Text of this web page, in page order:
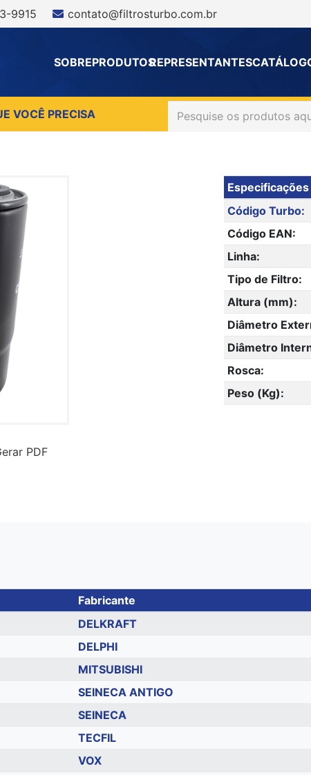
9915 contato@filtrosturbo.com.br
SOBREPRODUTOSREPRESENTANTES
VOCÊ PRECISA
PDF
Código Turbo:
Código EAN:
Linha:
Tipo de Filtro:
Altura (mm):
Diâmetro
Diâmetro
Rosca:
Peso (Kg):
Fabricante
DELKRAFT
DELPHI
MITSUBISHI
SEINECA ANTIGO
SEINECA
TECFIL
VOX